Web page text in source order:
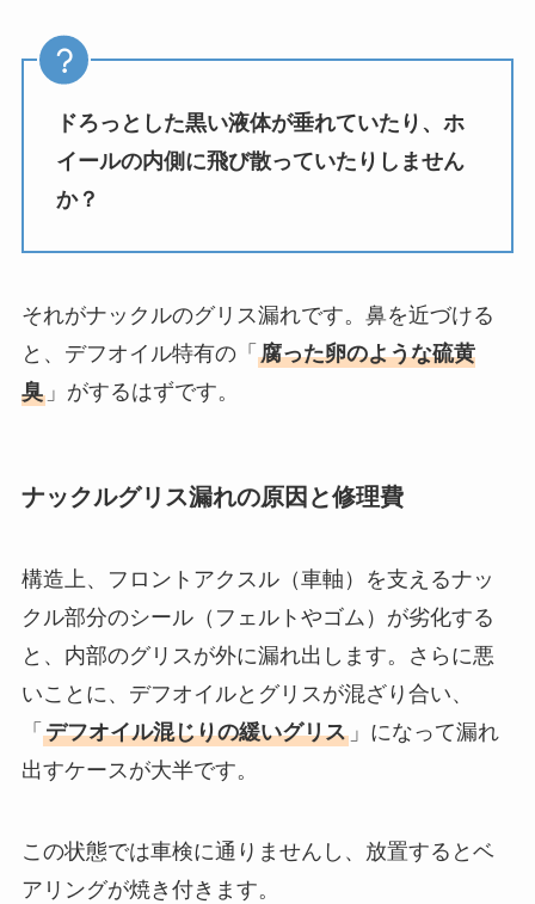
ドろっとした黒い液体が垂れていたり、ホ
イールの内側に飛び散っていたりしません
か？
それがナックルのグリス漏れです。鼻を近づける
と、デフオイル特有の「 腐った卵のような硫黄
臭」がするはずです。
ナックルグリス漏れの原因と修理費
構造上、フロントアクスル（車軸）を支えるナッ
クル部分のシール（フェルトやゴム）が劣化する
と、内部のグリスが外に漏れ出します。さらに悪
いことに、デフオイルとグリスが混ざり合い、
「 デフオイル混じりの緩いグリス」になって漏れ
出すケースが大半です。
この状態では車検に通りませんし、放置するとベ
アリングが焼き付きます。